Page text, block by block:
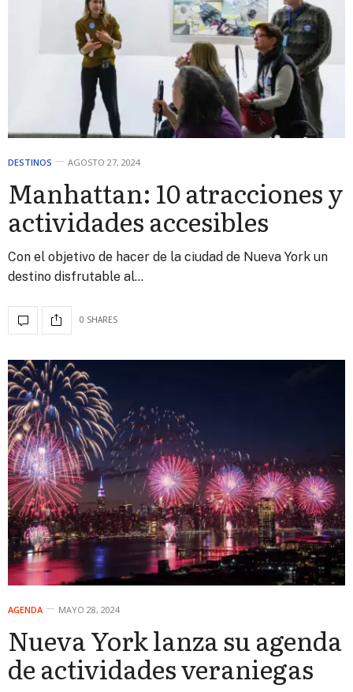
DESTINOS AGOSTO 27, 2024
Manhattan: 10 atracciones y
actividades accesibles
Con el objetivo de hacer de la ciudad de Nueva York un
destino disfrutable al…
0 SHARES
AGENDA MAYO 28, 2024
Nueva York lanza su agenda
de actividades veraniegas